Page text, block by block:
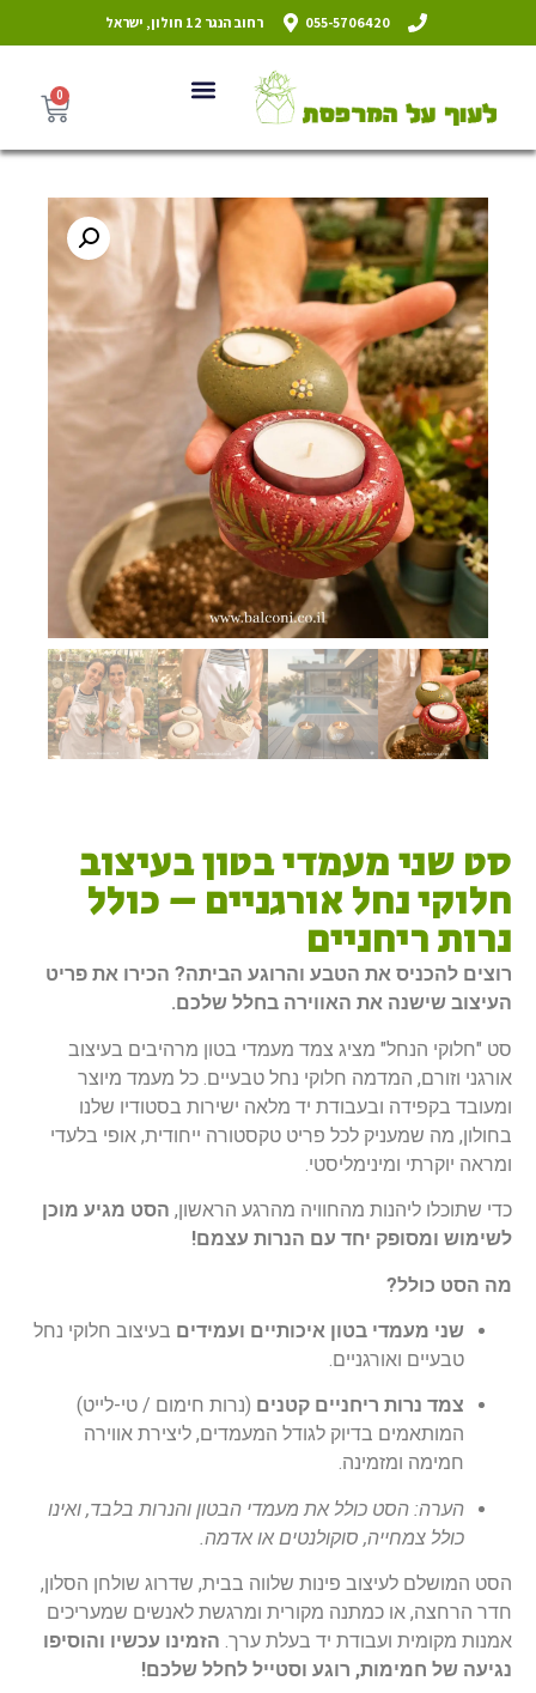
055-5706420 רחוב הנגר 12 חולון, ישראל
0
סט שני מעמדי בטון בעיצוב
חלוקי נחל אורגניים – כולל
נרות ריחניים
רוצים להכניס את הטבע והרוגע הביתה? הכירו את פריט
העיצוב שישנה את האווירה בחלל שלכם.
סט "חלוקי הנחל" מציג צמד מעמדי בטון מרהיבים בעיצוב
אורגני וזורם, המדמה חלוקי נחל טבעיים. כל מעמד מיוצר
ומעובד בקפידה ובעבודת יד מלאה ישירות בסטודיו שלנו
בחולון, מה שמעניק לכל פריט טקסטורה ייחודית, אופי בלעדי
ומראה יוקרתי ומינימליסטי.
כדי שתוכלו ליהנות מהחוויה מהרגע הראשון, הסט מגיע מוכן
לשימוש ומסופק יחד עם הנרות עצמם!
מה הסט כולל?
שני מעמדי בטון איכותיים ועמידים בעיצוב חלוקי נחל
טבעיים ואורגניים.
צמד נרות ריחניים קטנים (נרות חימום / טי-לייט)
המותאמים בדיוק לגודל המעמדים, ליצירת אווירה
חמימה ומזמינה.
הערה: הסט כולל את מעמדי הבטון והנרות בלבד, ואינו
כולל צמחייה, סוקולנטים או אדמה.
הסט המושלם לעיצוב פינות שלווה בבית, שדרוג שולחן הסלון,
חדר הרחצה, או כמתנה מקורית ומרגשת לאנשים שמעריכים
אמנות מקומית ועבודת יד בעלת ערך. הזמינו עכשיו והוסיפו
נגיעה של חמימות, רוגע וסטייל לחלל שלכם!